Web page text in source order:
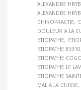
ALEXANDRE
ALEXANDRE
CHIROPRACTIE
DOULEUR A LA
ETIOPATHE
ETIOPATHE 83310
ETIOPATHE
ETIOPATHE LE
ETIOPATHE
MAL A LA CUISSE